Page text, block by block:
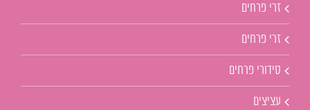
זרי פרחים
זרי פרחים
סידורי פרחים
עציצים